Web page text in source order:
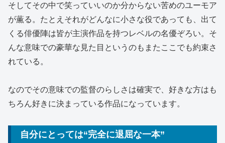
そしてその中で笑っていいのか分からない苦めのユーモア
が薫る。たとえそれがどんなに小さな役であっても、出て
くる俳優陣は皆が主演作品を持つレベルの名優ぞろい。そ
んな意味での豪華な見た目というのもまたここでも約束さ
れている。
なのでその意味での監督のらしさは確実で、好きな方はも
ちろん好きに決まっている作品になっています。
自分にとっては“完全に退屈な一本”